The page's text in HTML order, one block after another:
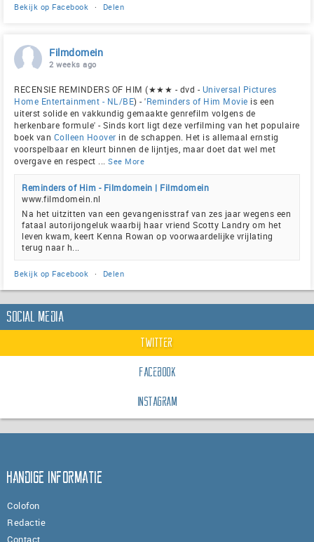
Bekijk op Facebook · Delen
Filmdomein
2 weeks ago
RECENSIE REMINDERS OF HIM (★★★ - dvd - Universal Pictures
Home Entertainment - NL/BE) - 'Reminders of Him Movie is een
uiterst solide en vakkundig gemaakte genrefilm volgens de
herkenbare formule' - Sinds kort ligt deze verfilming van het populaire
boek van Colleen Hoover in de schappen. Het is allemaal ernstig
voorspelbaar en kleurt binnen de lijntjes, maar doet dat wel met
overgave en respect
See More
Reminders of Him - Filmdomein | Filmdomein
www.filmdomein.nl
Na het uitzitten van een gevangenisstraf van zes jaar wegens een
fataal autorijongeluk waarbij haar vriend Scotty Landry om het
leven kwam, keert Kenna Rowan op voorwaardelijke vrijlating
terug naar h...
Bekijk op Facebook · Delen
Social Media
Twitter
Facebook
Instagram
Handige informatie
Colofon
Redactie
Contact